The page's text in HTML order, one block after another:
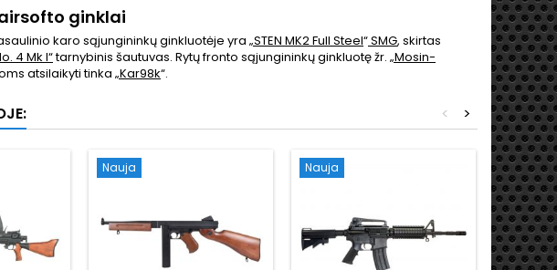
ginklai
karo sąjungininkų ginkluotėje yra „STEN MK2 Full Steel“SMG, skirtas
4 Mk I“tarnybinis šautuvas. Rytų fronto sąjungininkų ginkluotę žr. „Mosin-
atsilaikyti tinka „Kar98k“.
>
<
Nauja Nauja
Nauja